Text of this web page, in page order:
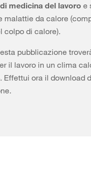
medicina del lavoro e
malattie da calore
colpo di calore).
pubblicazione
il lavoro in un clima
Effettui ora il download